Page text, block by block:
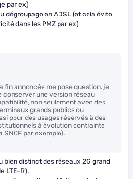
par ex)
dégroupage en ADSL (et cela évite
dans les PMZ par ex)
fin annoncée me pose question, je
conserver une version réseau
non seulement avec des
grands publics ou
pour des usages réservés à des
à évolution contrainte
SNCF par exemple).
bien distinct des réseaux 2G grand
LTE-R).